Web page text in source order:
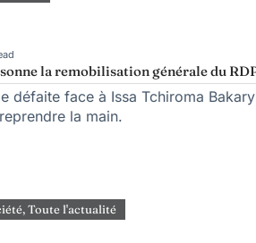
la remobilisation générale du
défaite face à Issa Tchiroma
la main.
,Toute l'actualité